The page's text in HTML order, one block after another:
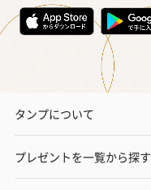
タンプについて
プレゼントを一覧から探す